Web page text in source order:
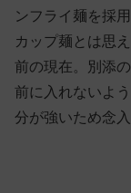
ンフライ麺を採
カップ麺とは思
前の現在。別添
前に入れないよ
分が強いため念